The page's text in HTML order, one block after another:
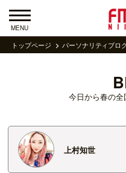
MENU
トップページ パーソナリティブロ
今日から春の全
上村知世